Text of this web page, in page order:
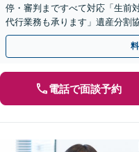
停・審判まですべて対応「生前
代行業務も承ります」遺産分割
遺留分侵害額請求／相続放棄【
電話で面談予約